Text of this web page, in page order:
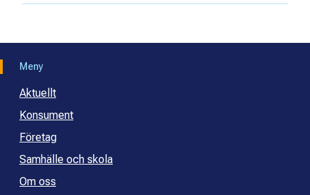
Meny
Aktuellt
Konsument
Företag
Samhälle och skola
Om oss